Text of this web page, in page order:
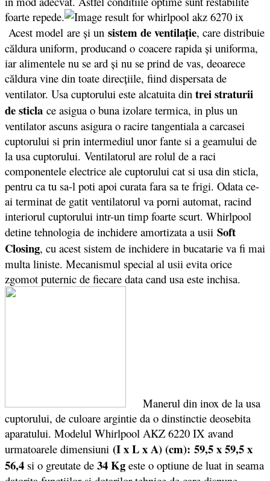
foarte repede.
Acest model are şi un sistem de ventilaţie, care distribuie
căldura uniform, producand o coacere rapida şi uniforma,
iar alimentele nu se ard şi nu se prind de vas, deoarece
căldura vine din toate direcţiile, fiind dispersata de
ventilator. Usa cuptorului este alcatuita din trei straturii
de sticla ce asigua o buna izolare termica, in plus un
ventilator ascuns asigura o racire tangentiala a carcasei
cuptorului si prin intermediul unor fante si a geamului de
la usa cuptorului. Ventilatorul are rolul de a raci
componentele electrice ale cuptorului cat si usa din sticla,
pentru ca tu sa-l poti apoi curata fara sa te frigi. Odata ce-
ai terminat de gatit ventilatorul va porni automat, racind
interiorul cuptorului intr-un timp foarte scurt. Whirlpool
detine tehnologia de inchidere amortizata a usii Soft
Closing, cu acest sistem de inchidere in bucatarie va fi mai
multa liniste. Mecanismul special al usii evita orice
zgomot puternic de fiecare data cand usa este inchisa.
Manerul din inox de la usa
cuptorului, de culoare argintie da o dinstinctie deosebita
aparatului. Modelul Whirlpool AKZ 6220 IX avand
urmatoarele dimensiuni (I x L x A) (cm): 59,5 x 59,5 x
56,4 si o greutate de 34 Kg este o optiune de luat in seama